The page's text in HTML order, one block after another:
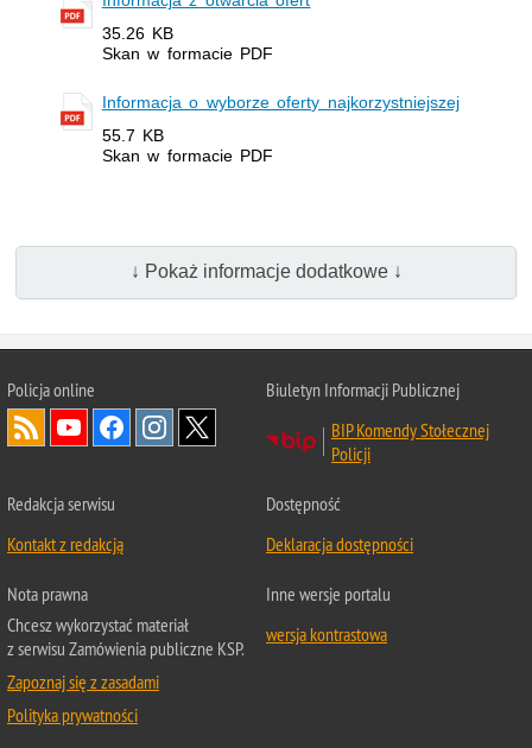
35.26 KB
Skan w formacie PDF
Informacja o wyborze oferty najkorzystniejszej
55.7 KB
Skan w formacie PDF
↓ Pokaż informacje dodatkowe ↓
Policja online
Biuletyn Informacji Publicznej
BIP Komendy Stołecznej
Policji
Redakcja serwisu
Kontakt z redakcją
Dostępność
Deklaracja dostępności
Nota prawna
Chcesz wykorzystać materiał
z serwisu Zamówienia publiczne KSP.
Zapoznaj się z zasadami
Polityka prywatności
Inne wersje portalu
wersja kontrastowa